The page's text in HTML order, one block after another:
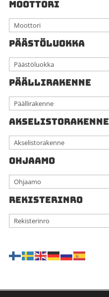
MOOTTORI
PÄÄSTÖLUOKKA
PÄÄLLIRAKENNE
AKSELISTORAKENNE
OHJAAMO
REKISTERINRO